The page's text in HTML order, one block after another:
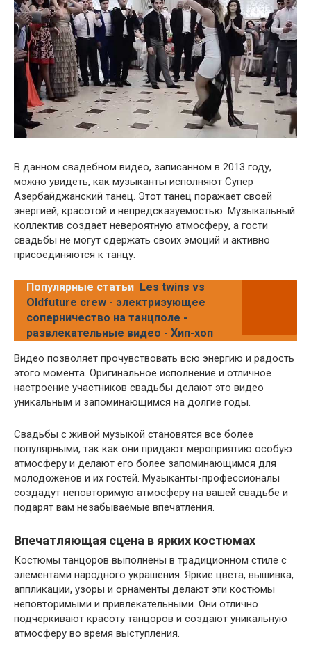
В данном свадебном видео, записанном в 2013 году,
можно увидеть, как музыканты исполняют Супер
Азербайджанский танец. Этот танец поражает своей
энергией, красотой и непредсказуемостью. Музыкальный
коллектив создает невероятную атмосферу, а гости
свадьбы не могут сдержать своих эмоций и активно
присоединяются к танцу.
Популярные статьи Les twins vs
Oldfuture crew - электризующее
соперничество на танцполе -
развлекательные видео - Хип-хоп
Видео позволяет прочувствовать всю энергию и радость
этого момента. Оригинальное исполнение и отличное
настроение участников свадьбы делают это видео
уникальным и запоминающимся на долгие годы.
Свадьбы с живой музыкой становятся все более
популярными, так как они придают мероприятию особую
атмосферу и делают его более запоминающимся для
молодоженов и их гостей. Музыканты-профессионалы
создадут неповторимую атмосферу на вашей свадьбе и
подарят вам незабываемые впечатления.
Впечатляющая сцена в ярких костюмах
Костюмы танцоров выполнены в традиционном стиле с
элементами народного украшения. Яркие цвета, вышивка,
аппликации, узоры и орнаменты делают эти костюмы
неповторимыми и привлекательными. Они отлично
подчеркивают красоту танцоров и создают уникальную
атмосферу во время выступления.